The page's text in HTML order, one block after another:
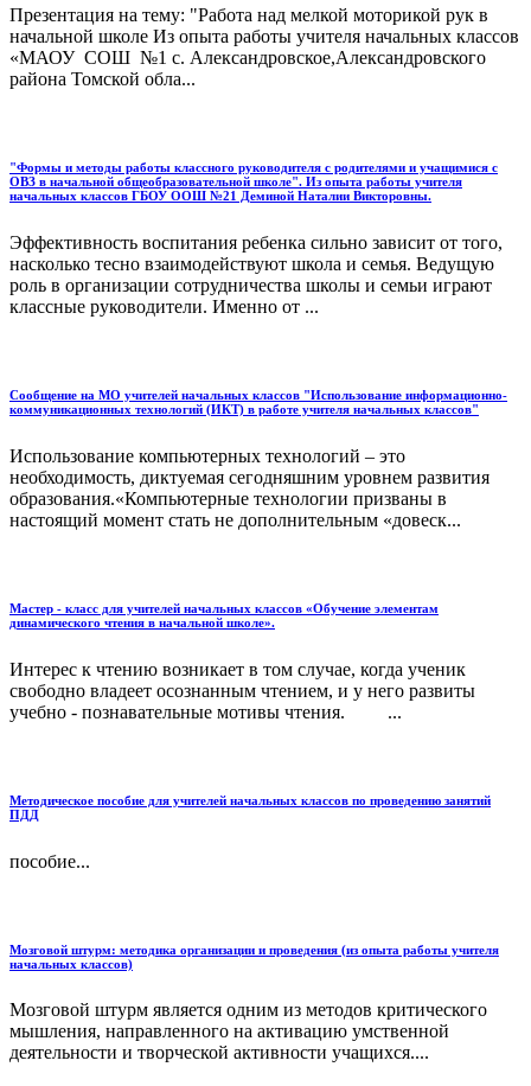
Презентация на тему: "Работа над мелкой моторикой рук в
начальной школе Из опыта работы учителя начальных классов
«МАОУ СОШ №1 с. Александровское,Александровского
района Томской обла...
"Формы и методы работы классного руководителя с родителями и учащимися с
ОВЗ в начальной общеобразовательной школе". Из опыта работы учителя
начальных классов ГБОУ ООШ №21 Деминой Наталии Викторовны.
Эффективность воспитания ребенка сильно зависит от того,
насколько тесно взаимодействуют школа и семья. Ведущую
роль в организации сотрудничества школы и семьи играют
классные руководители. Именно от ...
Сообщение на МО учителей начальных классов "Использование информационно-
коммуникационных технологий (ИКТ) в работе учителя начальных классов"
Использование компьютерных технологий – это
необходимость, диктуемая сегодняшним уровнем развития
образования.«Компьютерные технологии призваны в
настоящий момент стать не дополнительным «довеск...
Мастер - класс для учителей начальных классов «Обучение элементам
динамического чтения в начальной школе».
Интерес к чтению возникает в том случае, когда ученик
свободно владеет осознанным чтением, и у него развиты
учебно - познавательные мотивы чтения. ...
Методическое пособие для учителей начальных классов по проведению занятий
ПДД
пособие...
Мозговой штурм: методика организации и проведения (из опыта работы учителя
начальных классов)
Мозговой штурм является одним из методов критического
мышления, направленного на активацию умственной
деятельности и творческой активности учащихся....